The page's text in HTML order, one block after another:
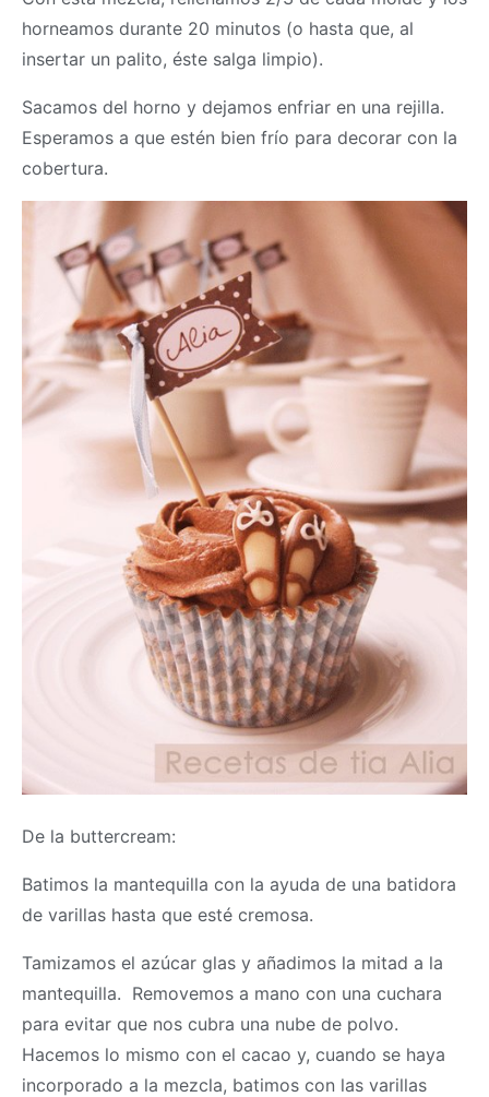
horneamos durante 20 minutos (o hasta que, al
insertar un palito, éste salga limpio).
Sacamos del horno y dejamos enfriar en una rejilla.
Esperamos a que estén bien frío para decorar con la
cobertura.
De la buttercream:
Batimos la mantequilla con la ayuda de una batidora
de varillas hasta que esté cremosa.
Tamizamos el azúcar glas y añadimos la mitad a la
mantequilla. Removemos a mano con una cuchara
para evitar que nos cubra una nube de polvo.
Hacemos lo mismo con el cacao y, cuando se haya
incorporado a la mezcla, batimos con las varillas